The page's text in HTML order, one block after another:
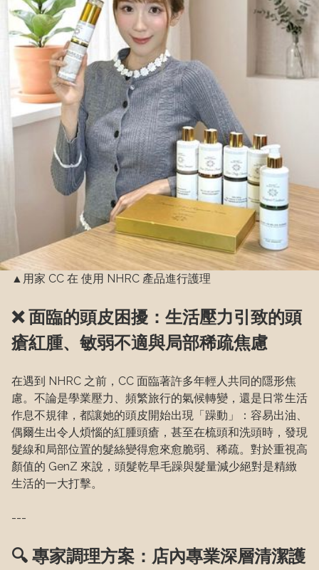
▲用家 CC 在 使用 NHRC 產品進行護理
❌ 面臨的頭皮困擾：生活壓力引致的頭
瘡紅腫、敏弱不適與局部稀疏焦慮
在遇到 NHRC 之前，CC 面臨著許多年輕人共同的隱形焦
慮。不論是學業壓力、頻繁旅行的氣候轉變，還是日常生活
作息不規律，都讓她的頭皮開始出現「躁動」：容易出油、
偶爾生出令人煩惱的紅腫頭瘡，甚至在梳頭和洗頭時，發現
髮線和局部位置的髮絲變得愈來愈脆弱、稀疏。對於重視高
顏值的 GenZ 來說，頭髮乾旱毛躁與髮量減少絕對是精緻
生活的一大打擊。
---
🔍 專家調理方案：店內專業深層清潔護